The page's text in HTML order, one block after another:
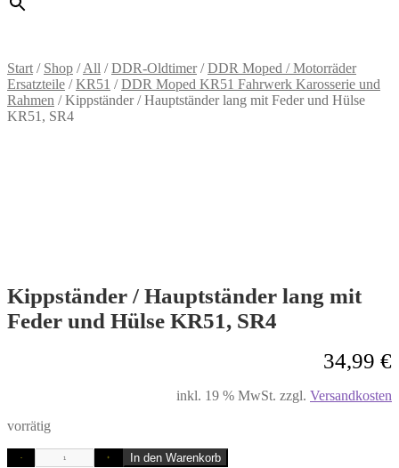
Start / Shop /All /DDR-Oldtimer/DDR Moped / Motorräder
Ersatzteile /KR51 /DDR Moped KR51 Fahrwerk Karosserie und
Rahmen /Kippständer / Hauptständer lang mit Feder und Hülse
KR51, SR4
Kippständer / Hauptständer lang mit
Feder und Hülse KR51, SR4
34,99 €
inkl. 19 % MwSt. zzgl. Versandkosten
vorrätig
- + In den Warenkorb